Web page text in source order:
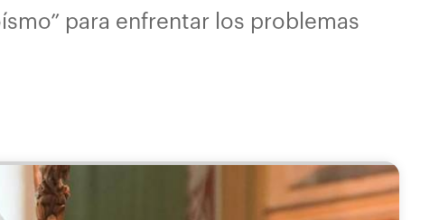
para enfrentar los problemas